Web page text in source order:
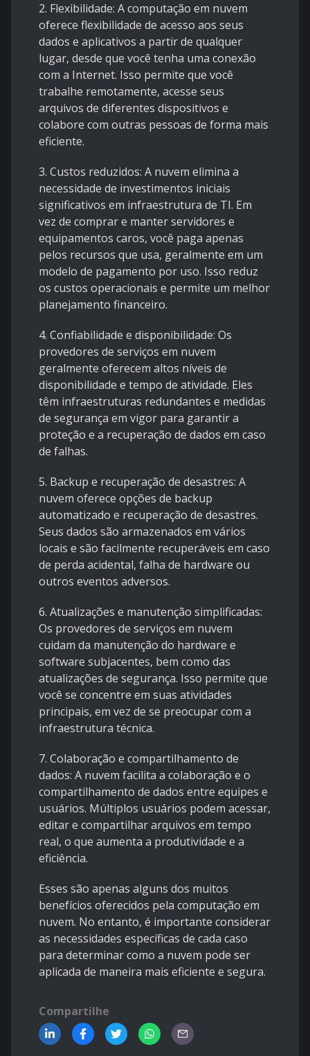
2. Flexibilidade: A computação em nuvem
oferece flexibilidade de acesso aos seus
dados e aplicativos a partir de qualquer
lugar, desde que você tenha uma conexão
com a Internet. Isso permite que você
trabalhe remotamente, acesse seus
arquivos de diferentes dispositivos e
colabore com outras pessoas de forma mais
eficiente.
3. Custos reduzidos: A nuvem elimina a
necessidade de investimentos iniciais
significativos em infraestrutura de TI. Em
vez de comprar e manter servidores e
equipamentos caros, você paga apenas
pelos recursos que usa, geralmente em um
modelo de pagamento por uso. Isso reduz
os custos operacionais e permite um melhor
planejamento financeiro.
4. Confiabilidade e disponibilidade: Os
provedores de serviços em nuvem
geralmente oferecem altos níveis de
disponibilidade e tempo de atividade. Eles
têm infraestruturas redundantes e medidas
de segurança em vigor para garantir a
proteção e a recuperação de dados em caso
de falhas.
5. Backup e recuperação de desastres: A
nuvem oferece opções de backup
automatizado e recuperação de desastres.
Seus dados são armazenados em vários
locais e são facilmente recuperáveis em caso
de perda acidental, falha de hardware ou
outros eventos adversos.
6. Atualizações e manutenção simplificadas:
Os provedores de serviços em nuvem
cuidam da manutenção do hardware e
software subjacentes, bem como das
atualizações de segurança. Isso permite que
você se concentre em suas atividades
principais, em vez de se preocupar com a
infraestrutura técnica.
7. Colaboração e compartilhamento de
dados: A nuvem facilita a colaboração e o
compartilhamento de dados entre equipes e
usuários. Múltiplos usuários podem acessar,
editar e compartilhar arquivos em tempo
real, o que aumenta a produtividade e a
eficiência.
Esses são apenas alguns dos muitos
benefícios oferecidos pela computação em
nuvem. No entanto, é importante considerar
as necessidades específicas de cada caso
para determinar como a nuvem pode ser
aplicada de maneira mais eficiente e segura.
Compartilhe